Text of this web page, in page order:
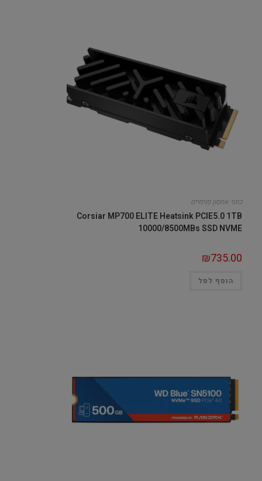
כונני אחסון פנימיים
Corsiar MP700 ELITE Heatsink PCIE5.0 1TB
10000/8500MBs SSD NVME
₪735.00
הוסף לסל